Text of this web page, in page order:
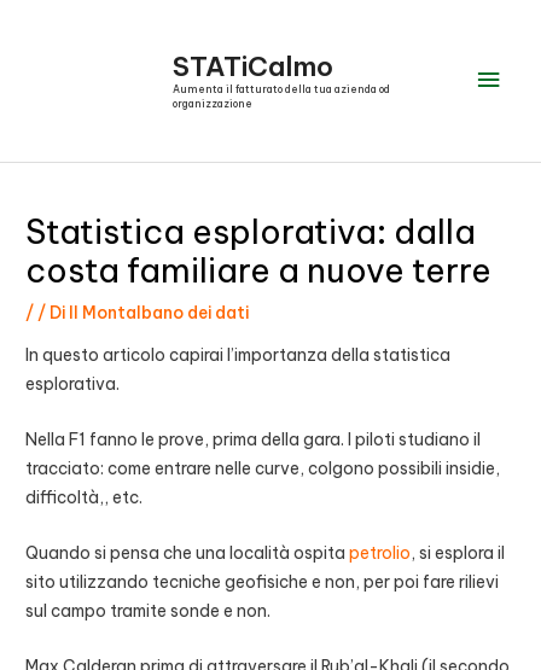
STATiCalmo
Aumenta il fatturato della tua azienda od
organizzazione
Statistica esplorativa: dalla
costa familiare a nuove terre
/ / Di Il Montalbano dei dati
In questo articolo capirai l’importanza della statistica
esplorativa.
Nella F1 fanno le prove, prima della gara. I piloti studiano il
tracciato: come entrare nelle curve, colgono possibili insidie,
difficoltà,, etc.
Quando si pensa che una località ospitapetrolio, si esplora il
sito utilizzando tecniche geofisiche e non, per poi fare rilievi
sul campo tramite sonde e non.